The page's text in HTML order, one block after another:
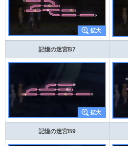
記憶の迷宮B7
記憶の迷宮B9